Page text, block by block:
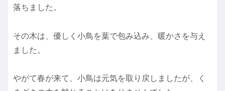
落ちました。
その木は、優しく小鳥を葉で包み込み、暖かさを与え
ました。
やがて春が来て、小鳥は元気を取り戻しましたが、く